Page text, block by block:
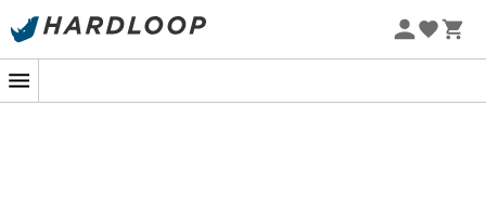
Letní akce 🔥 -5 % EXTRA při nákupu 2 produktů* s kódem